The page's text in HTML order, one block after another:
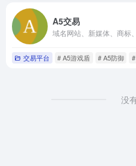
A5交易
域名网站、新媒体、商标
交易平台 # A5游戏盾 # A5防御
没